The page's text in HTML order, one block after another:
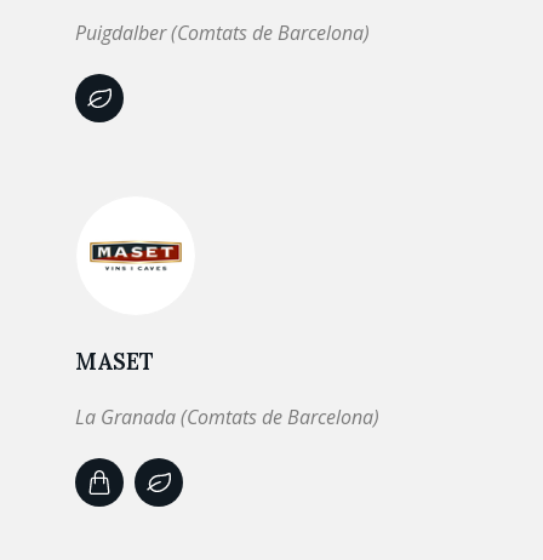
Puigdalber (Comtats de Barcelona)
MASET
La Granada (Comtats de Barcelona)